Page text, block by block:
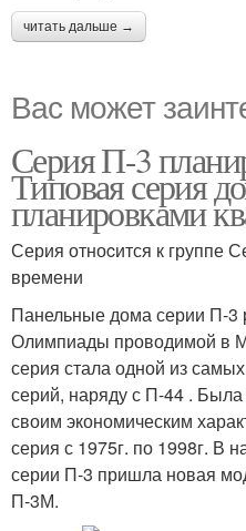
читать дальше →
Вас может
Серия П-3
Типовая серия
планировками
Серия отноcится к группе
времени
Панельные дома серии П-3
Олимпиады проводимой в
серия стала одной из
серий, наряду с П-44 .
своим экономическим
серия с 1975г. по 1998г. В
серии П-3 пришла новая
П-3М.